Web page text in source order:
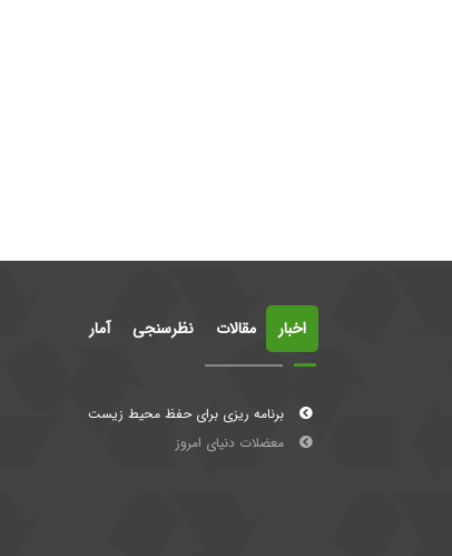
اخبار مقالات نظرسنجی آمار
برنامه ریزی برای حفظ محیط زیست
معضلات دنیای امروز